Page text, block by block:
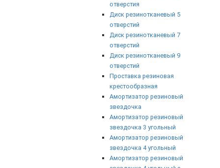
отверстия
Диск резинотканевый 5
отверстий
Диск резинотканевый 7
отверстий
Диск резинотканевый 9
отверстий
Проставка резиновая
крестообразная
Амортизатор резиновый
звездочка
Амортизатор резиновый
звездочка 3 угольный
Амортизатор резиновый
звездочка 4 угольный
Амортизатор резиновый